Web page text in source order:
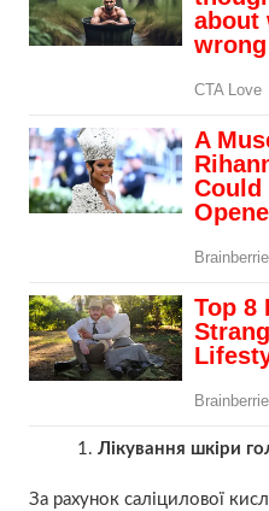
Лікування шкіри
За рахунок саліцилової